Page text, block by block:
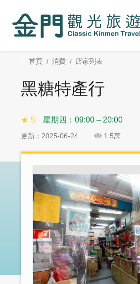
內
首頁 消費 店家列表
黑糖特產行
5 星期四：09:00 – 20:00
更新：2025-06-24 1.5萬
分